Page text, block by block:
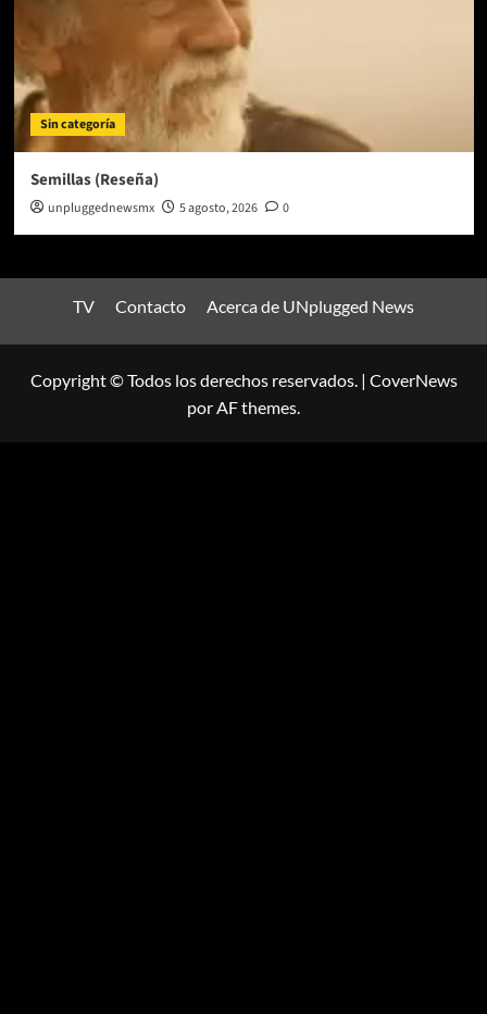
Sin categoría
Semillas (Reseña)
unpluggednewsmx 5 agosto, 2026 0
TV Contacto Acerca de UNplugged News
Copyright © Todos los derechos reservados. | CoverNews
por AF themes.